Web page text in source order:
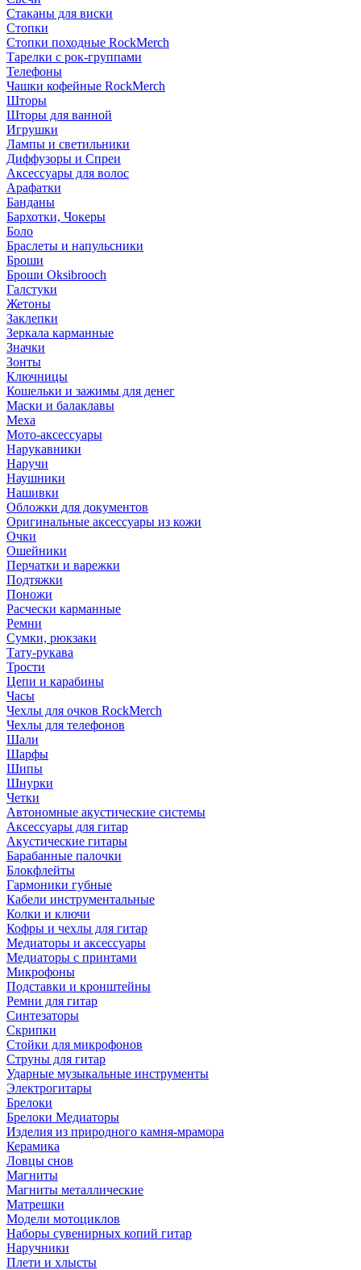
Стаканы для виски
Стопки
Стопки походные RockMerch
Тарелки с рок-группами
Телефоны
Чашки кофейные RockMerch
Шторы
Шторы для ванной
Игрушки
Лампы и светильники
Диффузоры и Спреи
Аксессуары для волос
Арафатки
Банданы
Бархотки, Чокеры
Боло
Браслеты и напульсники
Броши
Броши Oksibrooch
Галстуки
Жетоны
Заклепки
Зеркала карманные
Значки
Зонты
Ключницы
Кошельки и зажимы для денег
Маски и балаклавы
Меха
Мото-аксессуары
Нарукавники
Наручи
Наушники
Нашивки
Обложки для документов
Оригинальные аксессуары из кожи
Очки
Ошейники
Перчатки и варежки
Подтяжки
Поножи
Расчески карманные
Ремни
Сумки, рюкзаки
Тату-рукава
Трости
Цепи и карабины
Часы
Чехлы для очков RockMerch
Чехлы для телефонов
Шали
Шарфы
Шипы
Шнурки
Четки
Автономные акустические системы
Аксессуары для гитар
Акустические гитары
Барабанные палочки
Блокфлейты
Гармоники губные
Кабели инструментальные
Колки и ключи
Кофры и чехлы для гитар
Медиаторы и аксессуары
Медиаторы с принтами
Микрофоны
Подставки и кронштейны
Ремни для гитар
Синтезаторы
Скрипки
Стойки для микрофонов
Струны для гитар
Ударные музыкальные инструменты
Электрогитары
Брелоки
Брелоки Медиаторы
Изделия из природного камня-мрамора
Керамика
Ловцы снов
Магниты
Магниты металлические
Матрешки
Модели мотоциклов
Наборы сувенирных копий гитар
Наручники
Плети и хлысты